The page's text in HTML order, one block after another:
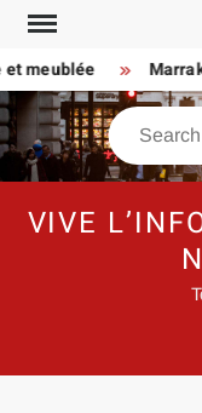
Skip
content
Search
VIVE